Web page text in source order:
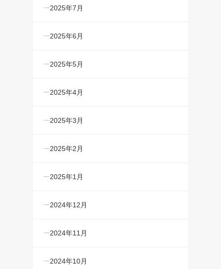
2025年7月
2025年6月
2025年5月
2025年4月
2025年3月
2025年2月
2025年1月
2024年12月
2024年11月
2024年10月